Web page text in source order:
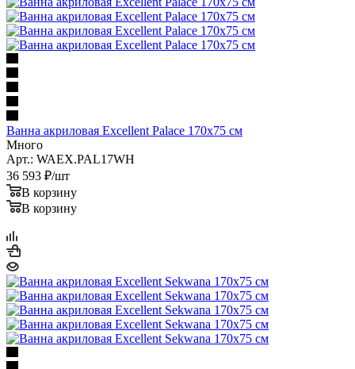
Ванна акриловая Excellent Palace 170x75 см
Много
Арт.: WAEX.PAL17WH
36 593 ₽/шт
В корзину
В корзину